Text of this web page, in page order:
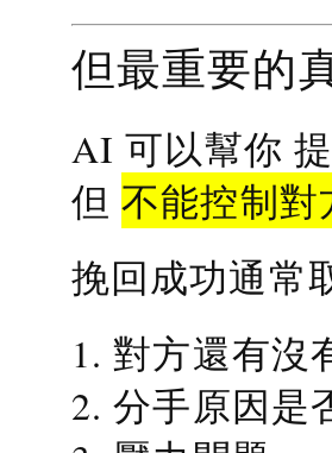
但最重要的
AI 可以幫你
但不能控制對
挽回成功通常
1. 對方還有沒
2. 分手原因是